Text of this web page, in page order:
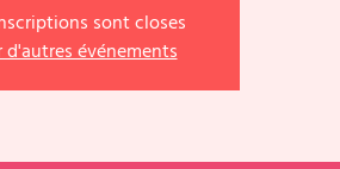
sont closes
d'autres événements